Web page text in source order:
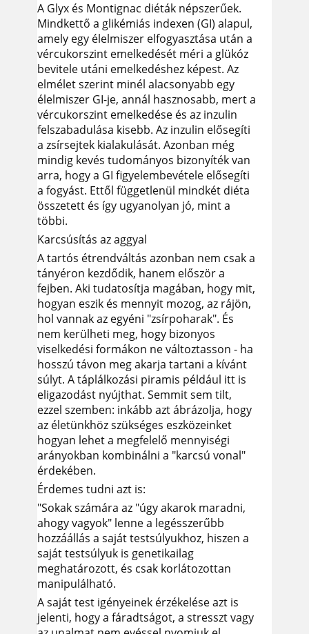
A Glyx és Montignac diéták népszerűek.
Mindkettő a glikémiás indexen (GI) alapul,
amely egy élelmiszer elfogyasztása után a
vércukorszint emelkedését méri a glükóz
bevitele utáni emelkedéshez képest. Az
elmélet szerint minél alacsonyabb egy
élelmiszer GI-je, annál hasznosabb, mert a
vércukorszint emelkedése és az inzulin
felszabadulása kisebb. Az inzulin elősegíti
a zsírsejtek kialakulását. Azonban még
mindig kevés tudományos bizonyíték van
arra, hogy a GI figyelembevétele elősegíti
a fogyást. Ettől függetlenül mindkét diéta
összetett és így ugyanolyan jó, mint a
többi.
Karcsúsítás az aggyal
A tartós étrendváltás azonban nem csak a
tányéron kezdődik, hanem először a
fejben. Aki tudatosítja magában, hogy mit,
hogyan eszik és mennyit mozog, az rájön,
hol vannak az egyéni "zsírpoharak". És
nem kerülheti meg, hogy bizonyos
viselkedési formákon ne változtasson - ha
hosszú távon meg akarja tartani a kívánt
súlyt. A táplálkozási piramis például itt is
eligazodást nyújthat. Semmit sem tilt,
ezzel szemben: inkább azt ábrázolja, hogy
az életünkhöz szükséges eszközeinket
hogyan lehet a megfelelő mennyiségi
arányokban kombinálni a "karcsú vonal"
érdekében.
Érdemes tudni azt is:
"Sokak számára az "úgy akarok maradni,
ahogy vagyok" lenne a legésszerűbb
hozzáállás a saját testsúlyukhoz, hiszen a
saját testsúlyuk is genetikailag
meghatározott, és csak korlátozottan
manipulálható.
A saját test igényeinek érzékelése azt is
jelenti, hogy a fáradtságot, a stresszt vagy